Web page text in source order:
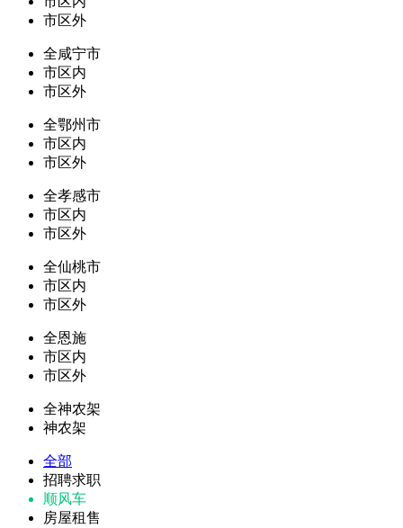
市区外
全咸宁市
市区内
市区外
全鄂州市
市区内
市区外
全孝感市
市区内
市区外
全仙桃市
市区内
市区外
全恩施
市区内
市区外
全神农架
神农架
全部
招聘求职
顺风车
房屋租售